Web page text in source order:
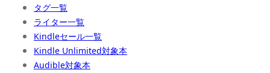
タグ一覧
ライター一覧
Kindleセール一覧
Kindle Unlimited対象本
Audible対象本